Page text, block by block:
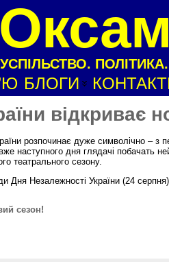
БЛОГИ
відкриває
розпочинає дуже символічно – з
наступного дня глядачі побачать
театрального сезону.
Дня Незалежності України (24
сезон!